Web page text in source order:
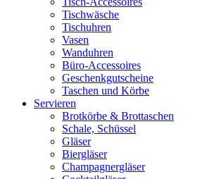
Tischwäsche
Tischuhren
Vasen
Wanduhren
Büro-Accessoires
Geschenkgutscheine
Taschen und Körbe
Servieren
Brotkörbe & Brottaschen
Schale, Schüssel
Gläser
Biergläser
Champagnergläser